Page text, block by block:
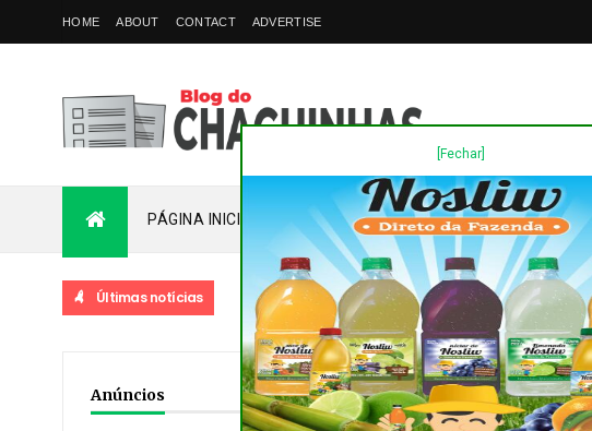
[Fechar]
HOME ABOUT CONTACT ADVERTISE
PÁGINA INICIAL PLANTÃO FALE COM O
Últimas notícias DESTAQUES
Anúncios Home/Destaques/Novas/região/
deputado Tercilio Turini